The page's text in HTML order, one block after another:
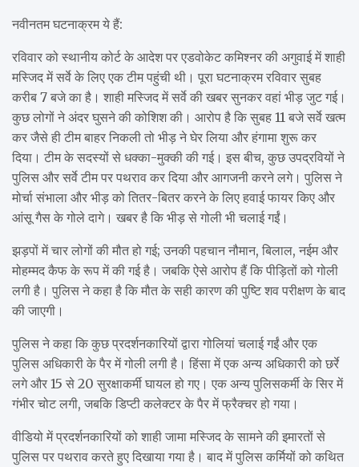
नवीनतम घटनाक्रम ये हैं:
रविवार को स्थानीय कोर्ट के आदेश पर एडवोकेट कमिश्नर की अगुवाई में शाही
मस्जिद में सर्वे के लिए एक टीम पहुंची थी। पूरा घटनाक्रम रविवार सुबह
करीब 7 बजे का है। शाही मस्जिद में सर्वे की खबर सुनकर वहां भीड़ जुट गई।
कुछ लोगों ने अंदर घुसने की कोशिश की। आरोप है कि सुबह 11 बजे सर्वे खत्म
कर जैसे ही टीम बाहर निकली तो भीड़ ने घेर लिया और हंगामा शुरू कर
दिया। टीम के सदस्यों से धक्का-मुक्की की गई। इस बीच, कुछ उपद्रवियों ने
पुलिस और सर्वे टीम पर पथराव कर दिया और आगजनी करने लगे। पुलिस ने
मोर्चा संभाला और भीड़ को तितर-बितर करने के लिए हवाई फायर किए और
आंसू गैस के गोले दागे। खबर है कि भीड़ से गोली भी चलाई गईं।
झड़पों में चार लोगों की मौत हो गई; उनकी पहचान नौमान, बिलाल, नईम और
मोहम्मद कैफ के रूप में की गई है। जबकि ऐसे आरोप हैं कि पीड़ितों को गोली
लगी है। पुलिस ने कहा है कि मौत के सही कारण की पुष्टि शव परीक्षण के बाद
की जाएगी।
पुलिस ने कहा कि कुछ प्रदर्शनकारियों द्वारा गोलियां चलाई गईं और एक
पुलिस अधिकारी के पैर में गोली लगी है। हिंसा में एक अन्य अधिकारी को छर्रे
लगे और 15 से 20 सुरक्षाकर्मी घायल हो गए। एक अन्य पुलिसकर्मी के सिर में
गंभीर चोट लगी, जबकि डिप्टी कलेक्टर के पैर में फ्रैक्चर हो गया।
वीडियो में प्रदर्शनकारियों को शाही जामा मस्जिद के सामने की इमारतों से
पुलिस पर पथराव करते हुए दिखाया गया है। बाद में पुलिस कर्मियों को कथित